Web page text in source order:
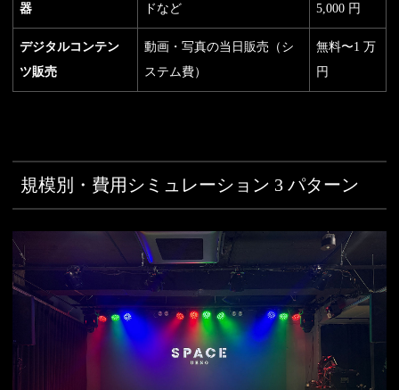
器
ドなど
5,000 円
デジタルコンテン
ツ販売
動画・写真の当日販売（シ
ステム費）
無料〜1 万
円
規模別・費用シミュレーション 3 パターン